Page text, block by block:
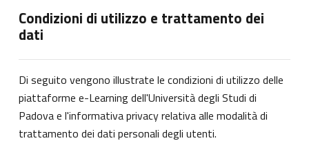
Condizioni di utilizzo e trattamento dei
dati
Di seguito vengono illustrate le condizioni di utilizzo delle
piattaforme e-Learning dell'Università degli Studi di
Padova e l'informativa privacy relativa alle modalità di
trattamento dei dati personali degli utenti.